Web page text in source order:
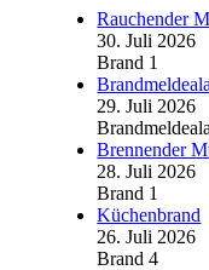
Rauchender
30. Juli 2026
Brand 1
29. Juli 2026
Brennender
28. Juli 2026
Brand 1
Küchenbrand
26. Juli 2026
Brand 4